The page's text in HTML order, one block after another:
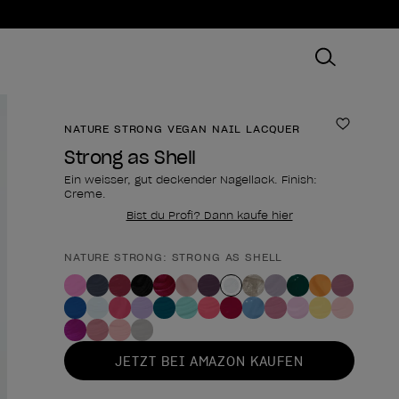
NATURE STRONG VEGAN NAIL LACQUER Zur
Strong as Shell
Ein weisser, gut deckender Nagellack. Finish:
Creme.
Bist du Profi? Dann kaufe hier
Form des Produkts
NATURE STRONG: STRONG AS SHELL
JETZT BEI AMAZON KAUFEN